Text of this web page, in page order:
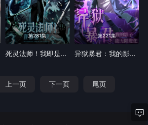
第281集
死灵法师！我即是天灾 动态漫画
第221集
异狱暴君：我的影子能无限进化
上一页 下一页 尾页